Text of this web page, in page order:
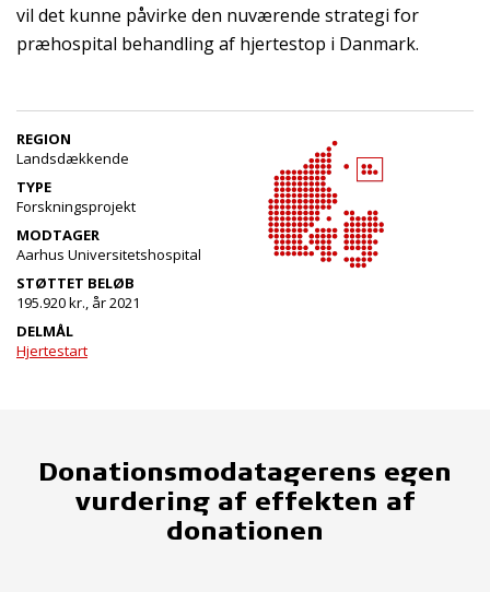
vil det kunne påvirke den nuværende strategi for
præhospital behandling af hjertestop i Danmark.
REGION
Landsdækkende
TYPE
Forskningsprojekt
MODTAGER
Aarhus Universitetshospital
STØTTET BELØB
195.920 kr., år 2021
DELMÅL
Hjertestart
Donationsmodatagerens egen
vurdering af effekten af
donationen